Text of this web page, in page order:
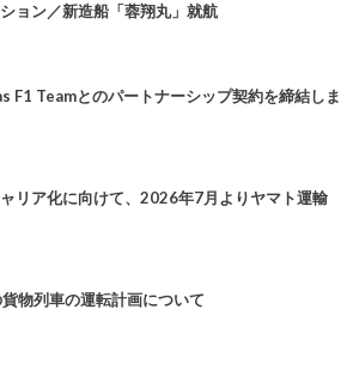
ョン／新造船「蓉翔丸」就航
F1 Teamとのパートナーシップ契約を締結しま
ャリア化に向けて、2026年7月よりヤマト運輸
物列車の運転計画について